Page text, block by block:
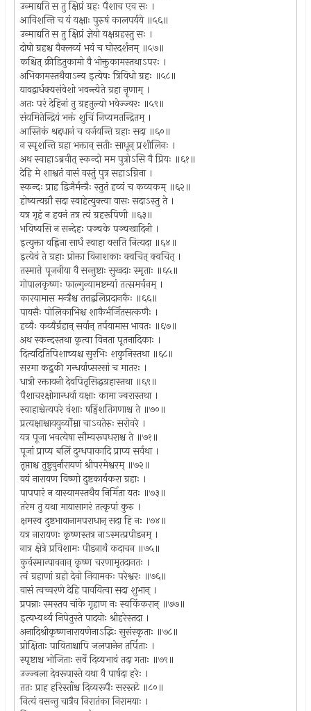
उन्माद्यति स तु क्षिप्रं ग्रहः पैशाच एव सः ।
आविशन्ति च यं यक्षाः पुरुषं कालपर्यये ॥५६॥
उन्माद्यति स तु क्षिप्रं ज्ञेयो यक्षग्रहस्तु सः ।
दोषो ग्रहश्च वैक्लव्यं भयं च घोरदर्शनम् ॥५७॥
कश्चित् क्रीडितुकामो वै भोक्तुकामस्तथाऽपरः ।
अभिकामस्तथैवाऽन्य इत्येषः त्रिविधो ग्रहः ॥५८॥
यावद्वार्धक्यसंवेशो भवन्त्येते ग्रहा नॄणाम् ।
अतः परं देहिनां तु ग्रहतुल्यो भवेज्ज्वरः ॥५९॥
संयमितेन्द्रियं भक्तं शुचिं निप्यमतन्द्रितम् ।
आस्तिकं श्रद्दधानं च वर्जयन्ति ग्रहाः सदा ॥६०॥
न स्पृशन्ति ग्रहा भक्तान् सतीः साधून् प्रशीलिनः ।
अथ स्वाहाऽब्रवीत् स्कन्दो मम पुत्रोऽसि वै प्रियः ॥६१॥
देहि मे शाश्वतं वासं वस्तुं पुत्र सहाऽग्निना ।
स्कन्दः प्राह द्विजैर्मन्त्रैः स्तुतं हव्यं च कव्यकम् ॥६२॥
होष्यत्यग्नौ सदा स्वाहेत्युक्त्वा वासः सदाऽस्तु ते ।
यत्र गृहं न हवनं तत्र त्वं ग्रहरूपिणी ॥६३॥
भविष्यसि न सन्देहः पञ्चके पञ्चखादिनी ।
इत्युक्ता वह्निना सार्धं स्वाहा वसति नित्यदा ॥६४॥
इत्येवं ते ग्रहाः प्रोक्ता विनाशकाः क्वचित् क्वचित् ।
तस्मात्ते पूजनीया वै सन्तुष्टाः सुखदाः स्मृताः ॥६५॥
गोपालकृष्णः फाल्गुन्यामष्टम्यां तत्समर्चनम् ।
कारयामास मन्त्रैश्च तत्तद्बलिप्रदानकैः ॥६६॥
पायसैः पोलिकाभिश्च शाकैर्भर्जितसत्कणैः ।
हव्यैः कव्यैर्ग्रहान् सर्वान् तर्पयामास भावतः ॥६७॥
अथ स्कन्दस्तथा कृत्वा विनता पूतनादिकाः ।
दित्यदितिपिशाच्यश्च सुरभिः शकुनिस्तथा ॥६८॥
सरमा कद्रुकी गन्धर्वाप्सरसां च मातरः ।
धात्री रक्तायनी देवपितृसिद्धग्रहास्तथा ॥६९॥
पैशाचरक्षोगान्धर्वा यक्षाः कामा ज्वरास्तथा ।
स्वाहाश्चेत्यपरे वंशाः षड्विंशतिगणाश्च ते ॥७०॥
प्रत्यक्षाश्चाययुर्व्योम्ना चाऽवतेरुः सरोवरे ।
यत्र पूजा भवत्येषा सौम्यरूपधराश्च ते ॥७१॥
पूजां प्राप्य बलिं दुग्धपाकादि प्राप्य सर्वथा ।
तृप्ताश्च तुष्टुवुर्नारायणं श्रीपरमेश्वरम् ॥७२॥
वयं नारायण विष्णो दुष्टकार्यकरा ग्रहाः ।
पापपारं न यास्यामस्तथैव निर्मिता यतः ॥७३॥
तरेम तु यथा मायासागरं तत्कृपां कुरु ।
क्षमस्व दुष्टभावानामपराधान् सदा हि नः ।७४॥
यत्र नारायणः कृष्णस्तत्र नाऽस्मत्प्रपीडनम् ।
नात्र क्षेत्रे प्रविशामः पीडनार्थं कदाचन ॥७५॥
कुर्वस्मान्पावनान् कृष्ण चरणामृतदानतः ।
त्वं ग्रहाणां ग्रहो देवो नियामकः परेश्वरः ॥७६॥
वासं त्वच्चरणे देहि पावयित्वा सदा शुभान् ।
प्रपन्नाः स्मस्तव चांके गृहाण नः स्वकिंकरान् ॥७७॥
इत्यभ्यर्थ्य निपेतुस्ते पादयोः श्रीहरेस्तदा ।
अनादिश्रीकृष्णनारायणेनाऽद्भिः सुसंस्कृताः ॥७८॥
प्रोक्षिताः पाविताश्चापि जलपानेन तर्पिताः ।
स्पृष्टाश्च भोजिताः सर्वे दिव्यभावं तदा गताः ॥७९॥
उज्ज्वला देवरूपास्ते यथा वै पार्षदा हरेः ।
ततः प्राह हरिस्ताँश्च दिव्यरूपैः सरस्तटे ॥८०॥
नित्यं वसन्तु चात्रैव निरातंका निरामयाः ।